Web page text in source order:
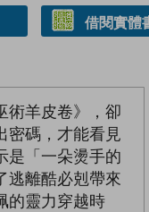
借閱實體
術羊皮卷》，卻
密碼，才能看見
是「一朵燙手的
逃離酷必剋帶來
的靈力穿越時